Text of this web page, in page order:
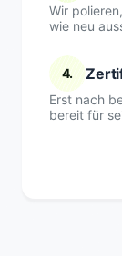
Wir
wie neu
4.
Erst nach
bereit für